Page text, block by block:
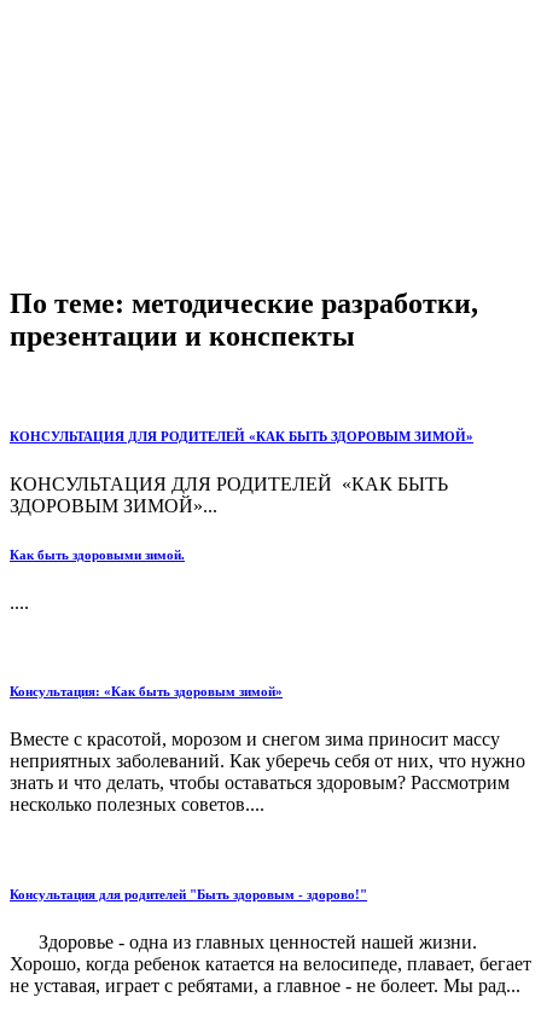
По теме: методические разработки,
презентации и конспекты
КОНСУЛЬТАЦИЯ ДЛЯ РОДИТЕЛЕЙ «КАК БЫТЬ ЗДОРОВЫМ ЗИМОЙ»
КОНСУЛЬТАЦИЯ ДЛЯ РОДИТЕЛЕЙ «КАК БЫТЬ
ЗДОРОВЫМ ЗИМОЙ»...
Как быть здоровыми зимой.
....
Консультация: «Как быть здоровым зимой»
Вместе с красотой, морозом и снегом зима приносит массу
неприятных заболеваний. Как уберечь себя от них, что нужно
знать и что делать, чтобы оставаться здоровым? Рассмотрим
несколько полезных советов....
Консультация для родителей "Быть здоровым - здорово!"
Здоровье - одна из главных ценностей нашей жизни.
Хорошо, когда ребенок катается на велосипеде, плавает, бегает
не уставая, играет с ребятами, а главное - не болеет. Мы рад...